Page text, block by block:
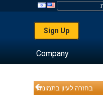
Sign Up
Company
בחזרה לעיון בתמונות